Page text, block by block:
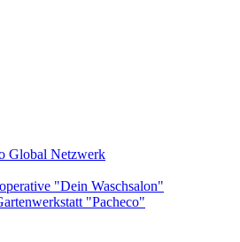
Global Netzwerk
"Dein Waschsalon"
"Pacheco"